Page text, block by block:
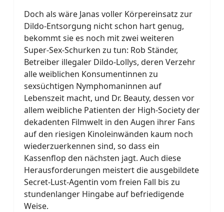
Doch als wäre Janas voller Körpereinsatz zur
Dildo-Entsorgung nicht schon hart genug,
bekommt sie es noch mit zwei weiteren
Super-Sex-Schurken zu tun: Rob Ständer,
Betreiber illegaler Dildo-Lollys, deren Verzehr
alle weiblichen Konsumentinnen zu
sexsüchtigen Nymphomaninnen auf
Lebenszeit macht, und Dr. Beauty, dessen vor
allem weibliche Patienten der High-Society der
dekadenten Filmwelt in den Augen ihrer Fans
auf den riesigen Kinoleinwänden kaum noch
wiederzuerkennen sind, so dass ein
Kassenflop den nächsten jagt. Auch diese
Herausforderungen meistert die ausgebildete
Secret-Lust-Agentin vom freien Fall bis zu
stundenlanger Hingabe auf befriedigende
Weise.